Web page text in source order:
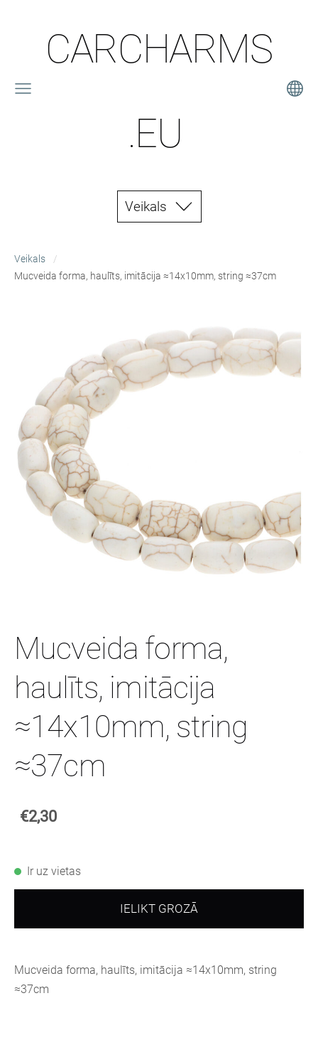
CARCHARMS
.EU
Veikals
Veikals
Mucveida forma, haulīts, imitācija ≈14x10mm, string ≈37cm
Mucveida forma,
haulīts, imitācija
≈14x10mm, string
≈37cm
€2,30
Ir uz vietas
IELIKT GROZĀ
Mucveida forma, haulīts, imitācija ≈14x10mm, string
≈37cm